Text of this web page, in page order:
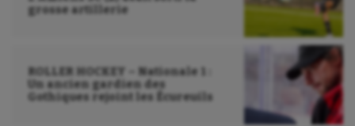
grosse artillerie
ROLLER HOCKEY – Nationale 1 :
Un ancien gardien des
Gothiques rejoint les Écureuils